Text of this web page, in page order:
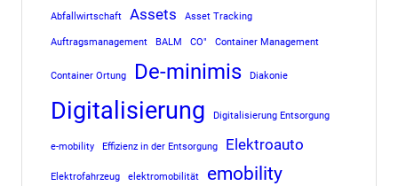
Abfallwirtschaft Assets Asset Tracking
Auftragsmanagement BALM CO" Container Management
Container Ortung De-minimis Diakonie
Digitalisierung Digitalisierung Entsorgung
e-mobility Effizienz in der Entsorgung Elektroauto
Elektrofahrzeug elektromobilität emobility